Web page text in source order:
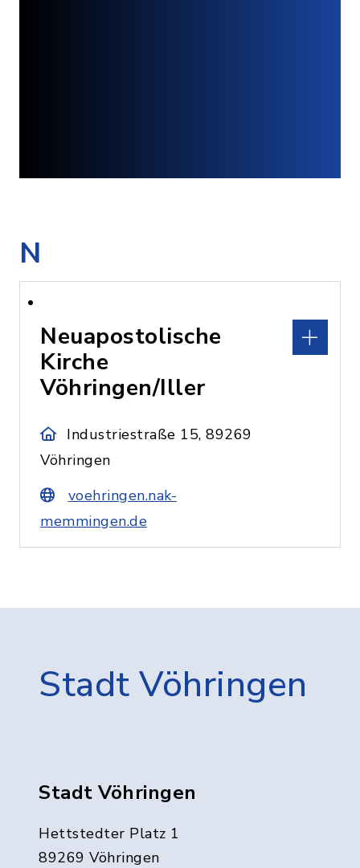
N
Neuapostolische
Kirche
Vöhringen/Iller
Industriestraße 15, 89269
Vöhringen
voehringen.nak-
memmingen.de
Stadt Vöhringen
Stadt Vöhringen
Hettstedter Platz 1
89269 Vöhringen